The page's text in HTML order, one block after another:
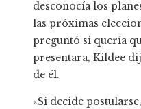
desconocía los
las próximas
preguntó si quería
presentara, Kildee
de él.
«Si decide